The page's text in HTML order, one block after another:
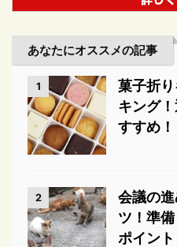
あなたにオススメの記事
1
菓子折
キング
すすめ！
2
会議の
ツ！準
ポイント